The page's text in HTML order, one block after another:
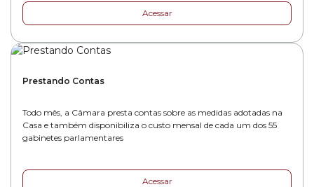
Acessar
Prestando Contas
Todo mês, a Câmara presta contas sobre as medidas adotadas na
Casa e também disponibiliza o custo mensal de cada um dos 55
gabinetes parlamentares
Acessar